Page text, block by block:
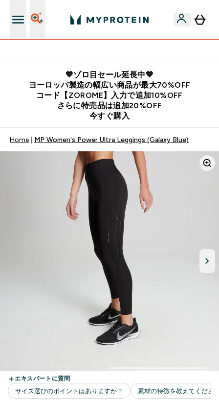
💙ゾロ目セール延長中💙
ヨーロッパ製造の幅広い商品が最大70%OFF
コード【ZOROME】入力で追加10%OFF
さらに特売品は追加20%OFF
今すぐ購入
Home MP Women's Power Ultra Leggings (Galaxy Blue)